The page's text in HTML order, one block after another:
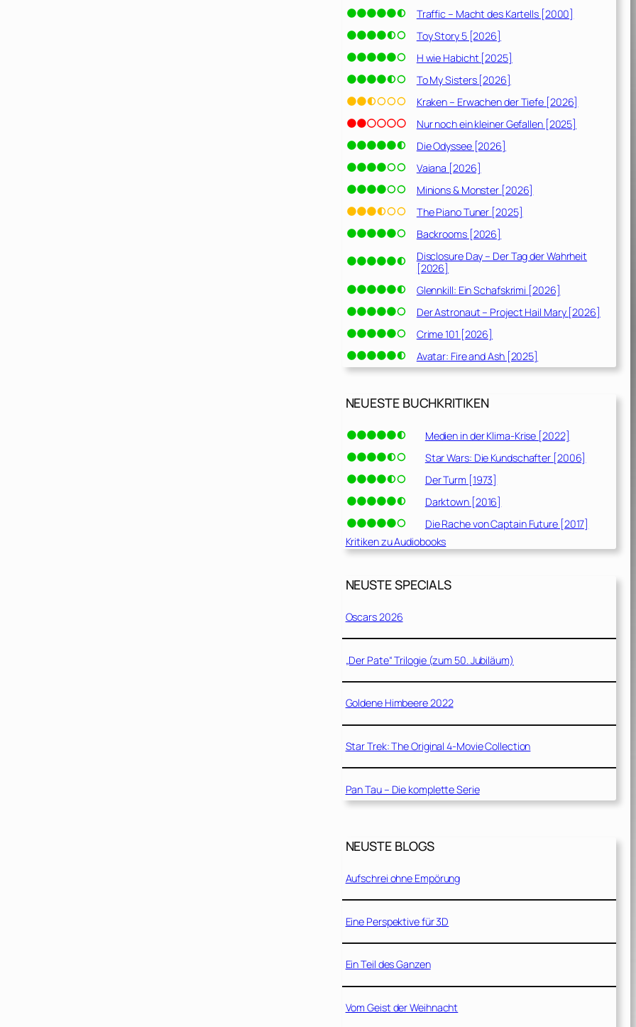
Traffic – Macht des Kartells [2000]
Toy Story 5 [2026]
H wie Habicht [2025]
To My Sisters [2026]
Kraken – Erwachen der Tiefe [2026]
Nur noch ein kleiner Gefallen [2025]
Die Odyssee [2026]
Vaiana [2026]
Minions & Monster [2026]
The Piano Tuner [2025]
Backrooms [2026]
Disclosure Day – Der Tag der Wahrheit
[2026]
Glennkill: Ein Schafskrimi [2026]
Der Astronaut – Project Hail Mary [2026]
Crime 101 [2026]
Avatar: Fire and Ash [2025]
NEUESTE BUCHKRITIKEN
Medien in der Klima-Krise [2022]
Star Wars: Die Kundschafter [2006]
Der Turm [1973]
Darktown [2016]
Die Rache von Captain Future [2017]
Kritiken zu Audiobooks
NEUSTE SPECIALS
Oscars 2026
„Der Pate“ Trilogie (zum 50. Jubiläum)
Goldene Himbeere 2022
Star Trek: The Original 4-Movie Collection
Pan Tau – Die komplette Serie
NEUSTE BLOGS
Aufschrei ohne Empörung
Eine Perspektive für 3D
Ein Teil des Ganzen
Vom Geist der Weihnacht